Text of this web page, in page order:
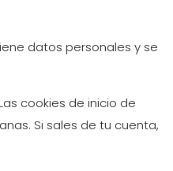
datos personales y se
cookies de inicio de
Si sales de tu cuenta,